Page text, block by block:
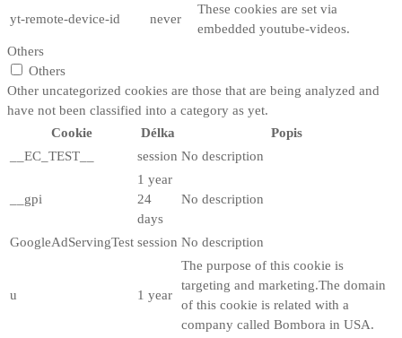
yt-remote-device-id never
These cookies are set via
embedded youtube-videos.
Others
Others
Other uncategorized cookies are those that are being analyzed and
have not been classified into a category as yet.
Cookie
Délka
Popis
__EC_TEST__
session No description
__gpi
1 year
24
days
No description
GoogleAdServingTest session No description
u 1 year
The purpose of this cookie is
targeting and marketing.The domain
of this cookie is related with a
company called Bombora in USA.